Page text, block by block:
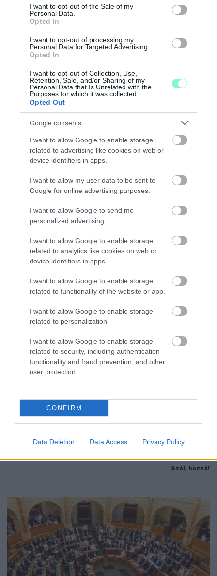
consent section.
I want to opt-out of the Sale of my
Personal Data.
Opted In
I want to opt-out of processing my
Personal Data for Targeted Advertising.
Opted In
I want to opt-out of Collection, Use,
Retention, Sale, and/or Sharing of my
Personal Data that Is Unrelated with the
Purposes for which it was collected.
Opted Out
Google consents
I want to allow Google to enable storage
related to advertising like cookies on web or
device identifiers in apps.
I want to allow my user data to be sent to
Google for online advertising purposes.
I want to allow Google to send me
personalized advertising.
I want to allow Google to enable storage
related to analytics like cookies on web or
device identifiers in apps.
I want to allow Google to enable storage
related to functionality of the website or app.
I want to allow Google to enable storage
related to personalization.
I want to allow Google to enable storage
related to security, including authentication
functionality and fraud prevention, and other
user protection.
CONFIRM
Data Deletion Data Access Privacy Policy
A RÓMAIAKTÓL AZ AGYAGKATONÁKIG –
TÁRLATVEZETÉSEK, WORKSHOP ÉS
KÖZÖNSÉGTALÁLKOZÓ VÁRJA A LÁTOGATÓKAT A
Ingyenes programokkal és különleges kiállításokkal készülnek a
– Kőtár is díjmentesen látogatható.
CZUNYINÉ HARCA A GMAIL ÉS AZ ÖNKÉNY ELLEN
- LETILTOTTA A GOOGLE A VÉDVONAL LEVELEZŐ
FIÓKJÁT
Nem vicc! A Fidesz maradéka tényleg egy ingyenes e-mail
Szólj hozzá!